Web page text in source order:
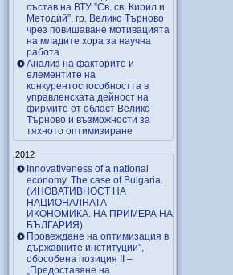
състав на ВТУ ”Св. св. Кирил и
Методий”, гр. Велико Търново
чрез повишаване мотивацията
на младите хора за научна
работа
Анализ на факторите и
елементите на
конкурентоспособността в
управленската дейност на
фирмите от област Велико
Търново и възможности за
тяхното оптимизиране
2012
Innovativeness of a national
economy. The case of Bulgaria.
(ИНОВАТИВНОСТ НА
НАЦИОНАЛНАТА
ИКОНОМИКА. НА ПРИМЕРА НА
БЪЛГАРИЯ)
Провеждане на оптимизация в
държавните институции”,
обособена позиция ІІ –
„Предоставяне на